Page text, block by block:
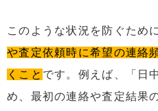
このような状況を防ぐため
や査定依頼時に希望の連絡
くこと です。例えば、「日
め、最初の連絡や査定結果